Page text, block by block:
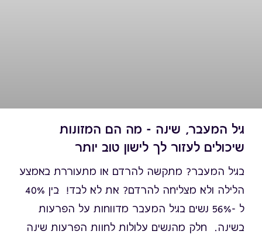
גיל המעבר, שינה - מה הם המזונות
שיכולים לעזור לך לישון טוב יותר
בגיל המעבר? מתקשה להרדם או מתעוררת באמצע
הלילה ולא מצליחה להרדם? את לא לבד! בין 40%
ל -56% נשים בגיל המעבר מדווחות על הפרעות
בשינה. חלק מהנשים עלולות לחוות הפרעות שינה